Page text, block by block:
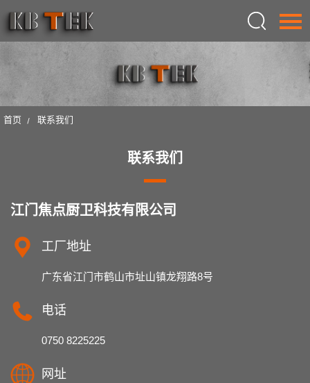
语言： English
首页
新闻中心
联系我们
首页 联系我们
联系我们
江门焦点厨卫科技有限公司
工厂地址
广东省江门市鹤山市址山镇龙翔路8号
电话
0750 8225225
网址